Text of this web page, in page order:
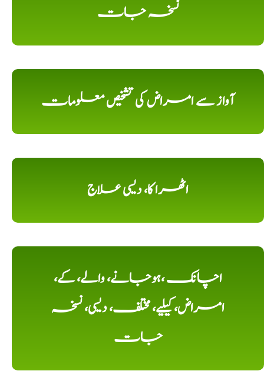
نسخہ جات
آواز سے امراض کی تشخیص معلومات
اٹھرا کا، دیسی علاج
اچانک ،ہوجانے، والے، کے،
امراض، کیلیے، مختلف، دیسی، نسخہ
جات